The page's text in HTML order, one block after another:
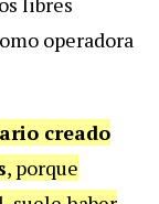
operadora
creado
, porque